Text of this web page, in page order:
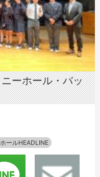
ーホール・バッ
ールHEADLINE